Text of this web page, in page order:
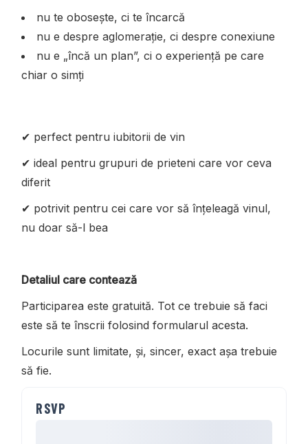
nu te obosește, ci te încarcă
nu e despre aglomerație, ci despre conexiune
nu e „încă un plan”, ci o experiență pe care
chiar o simți
✔ perfect pentru iubitorii de vin
✔ ideal pentru grupuri de prieteni care vor ceva
diferit
✔ potrivit pentru cei care vor să înțeleagă vinul,
nu doar să-l bea
Detaliul care contează
Participarea este gratuită. Tot ce trebuie să faci
este să te înscrii folosind formularul acesta.
Locurile sunt limitate, și, sincer, exact așa trebuie
să fie.
RSVP